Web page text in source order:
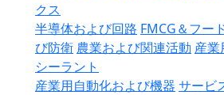
クス
半導体および回路 FMCG＆フー
び防衛 農業および関連活動 産
シーラント
産業用自動化および機器 サービ